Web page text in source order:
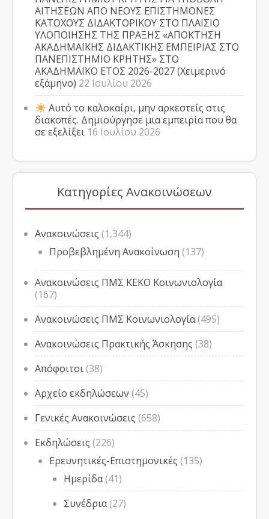
ΑΙΤΗΣΕΩΝ ΑΠΟ ΝΕΟΥΣ ΕΠΙΣΤΗΜΟΝΕΣ
ΚΑΤΟΧΟΥΣ ΔΙΔΑΚΤΟΡΙΚΟΥ ΣΤΟ ΠΛΑΙΣΙΟ
ΥΛΟΠΟΙΗΣΗΣ ΤΗΣ ΠΡΑΞΗΣ «ΑΠΟΚΤΗΣΗ
ΑΚΑΔΗΜΑΪΚΗΣ ΔΙΔΑΚΤΙΚΗΣ ΕΜΠΕΙΡΙΑΣ ΣΤΟ
ΠΑΝΕΠΙΣΤΗΜΙΟ ΚΡΗΤΗΣ» ΣΤΟ
ΑΚΑΔΗΜΑΪΚΟ ΕΤΟΣ 2026-2027 (Χειμερινό
εξάμηνο) 22 Ιουλίου 2026
Αυτό το καλοκαίρι, μην αρκεστείς στις
διακοπές. Δημιούργησε μια εμπειρία που θα
σε εξελίξει 16 Ιουλίου 2026
Κατηγορίες Ανακοινώσεων
Ανακοινώσεις (1,344)
Προβεβλημένη Ανακοίνωση (137)
Ανακοινώσεις ΠΜΣ ΚΕΚΟ Κοινωνιολογία
(167)
Ανακοινώσεις ΠΜΣ Κοινωνιολογία(495)
Ανακοινώσεις Πρακτικής Άσκησης (38)
Απόφοιτοι(38)
Αρχείο εκδηλώσεων (45)
Γενικές Ανακοινώσεις (658)
Εκδηλώσεις (226)
Ερευνητικές-Επιστημονικές (135)
Ημερίδα(41)
Συνέδρια(27)